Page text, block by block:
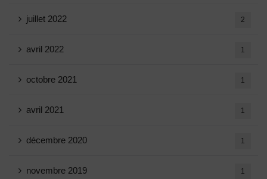
juillet 2022 2
avril 2022 1
octobre 2021 1
avril 2021 1
décembre 2020 1
novembre 2019 1